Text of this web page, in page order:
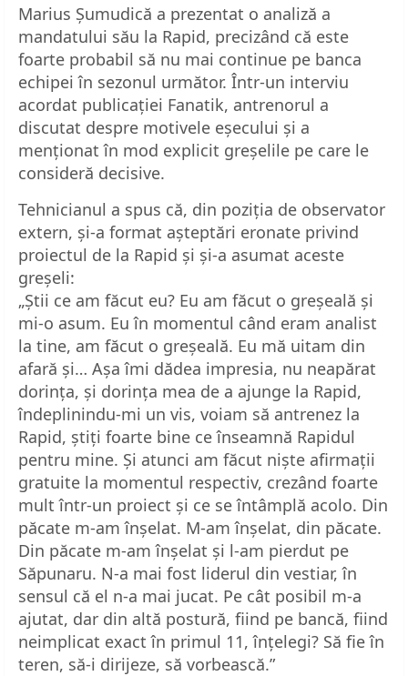
Marius Șumudică a prezentat o analiză a
mandatului său la Rapid, precizând că este
foarte probabil să nu mai continue pe banca
echipei în sezonul următor. Într-un interviu
acordat publicației Fanatik, antrenorul a
discutat despre motivele eșecului și a
menționat în mod explicit greșelile pe care le
consideră decisive.
Tehnicianul a spus că, din poziția de observator
extern, și-a format așteptări eronate privind
proiectul de la Rapid și și-a asumat aceste
greșeli:
„Știi ce am făcut eu? Eu am făcut o greșeală și
mi-o asum. Eu în momentul când eram analist
la tine, am făcut o greșeală. Eu mă uitam din
afară și… Așa îmi dădea impresia, nu neapărat
dorința, și dorința mea de a ajunge la Rapid,
îndeplinindu-mi un vis, voiam să antrenez la
Rapid, știți foarte bine ce înseamnă Rapidul
pentru mine. Și atunci am făcut niște afirmații
gratuite la momentul respectiv, crezând foarte
mult într-un proiect și ce se întâmplă acolo. Din
păcate m-am înșelat. M-am înșelat, din păcate.
Din păcate m-am înșelat și l-am pierdut pe
Săpunaru. N-a mai fost liderul din vestiar, în
sensul că el n-a mai jucat. Pe cât posibil m-a
ajutat, dar din altă postură, fiind pe bancă, fiind
neimplicat exact în primul 11, înțelegi? Să fie în
teren, să-i dirijeze, să vorbească.”